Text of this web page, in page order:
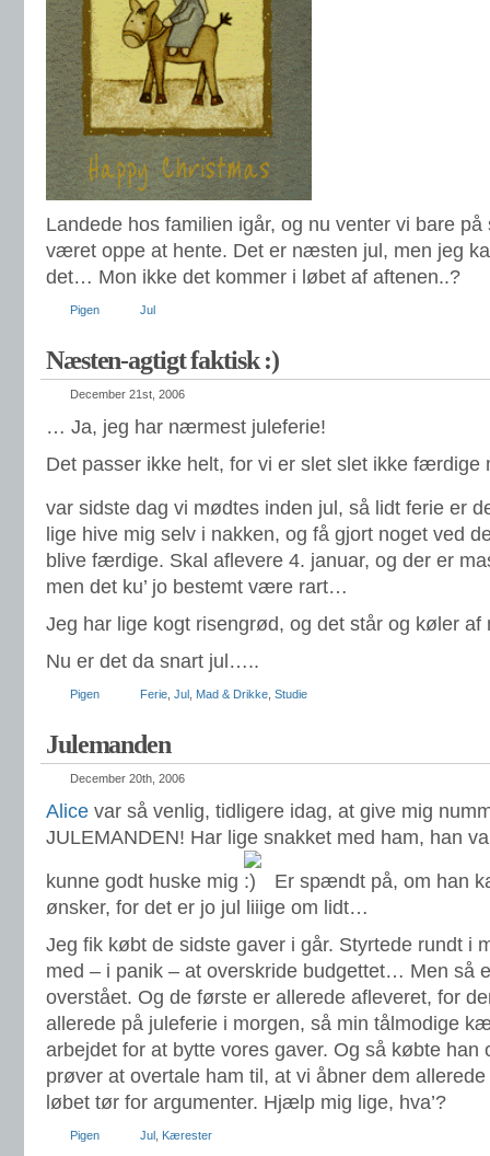
Landede hos familien igår, og nu venter vi bare
været oppe at hente. Det er næsten jul, men jeg
det… Mon ikke det kommer i løbet af aftenen..?
Pigen Jul
Næsten-agtigt faktisk :)
December 21st, 2006
… Ja, jeg har nærmest juleferie!
Det passer ikke helt, for vi er slet slet ikke færdige
var sidste dag vi mødtes inden jul, så lidt ferie er
lige hive mig selv i nakken, og få gjort noget ved
blive færdige. Skal aflevere 4. januar, og der er
men det ku’ jo bestemt være rart…
Jeg har lige kogt risengrød, og det står og køler af
Nu er det da snart jul…..
Pigen Ferie Jul Mad & Drikke Studie
Julemanden
December 20th, 2006
Alice var så venlig, tidligere idag, at give mig
JULEMANDEN! Har lige snakket med ham, han
kunne godt huske mig
Er spændt på, om han
ønsker, for det er jo jul liiige om lidt…
Jeg fik købt de sidste gaver i går. Styrtede rundt i
med – i panik – at overskride budgettet… Men så
overstået. Og de første er allerede afleveret, for
allerede på juleferie i morgen, så min tålmodige
arbejdet for at bytte vores gaver. Og så købte han
prøver at overtale ham til, at vi åbner dem
løbet tør for argumenter. Hjælp mig lige, hva’?
Pigen Jul Kærester